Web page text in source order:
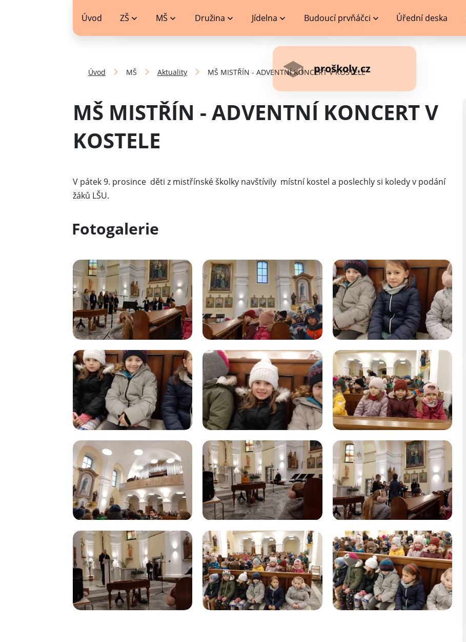
Úvod ZŠ MŠ Družina Jídelna Budoucí prvňáčci Úřední deska
proškoly.cz
Úvod MŠ Aktuality MŠ MISTŘÍN - ADVENTNÍ KONCERT V KOSTELE
MŠ MISTŘÍN - ADVENTNÍ KONCERT V
KOSTELE
V pátek 9. prosince děti z mistřínské školky navštívily místní kostel a poslechly si koledy v podání
žáků LŠU.
Fotogalerie